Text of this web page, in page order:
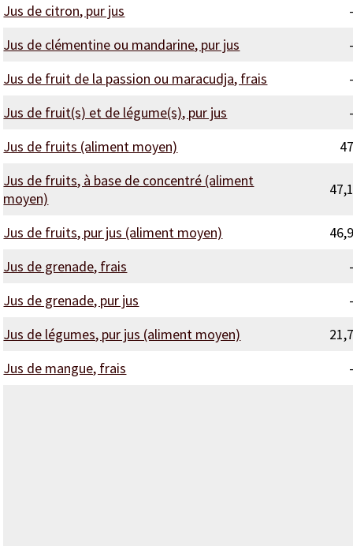
Jus de citron, pur jus
-
Jus de clémentine ou mandarine, pur jus
-
Jus de fruit de la passion ou maracudja, frais
-
Jus de fruit(s) et de légume(s), pur jus
-
Jus de fruits (aliment moyen)
47
Jus de fruits, à base de concentré (aliment
moyen)
47,1
Jus de fruits, pur jus (aliment moyen)
46,9
Jus de grenade, frais
-
Jus de grenade, pur jus
-
Jus de légumes, pur jus (aliment moyen)
21,7
Jus de mangue, frais
-